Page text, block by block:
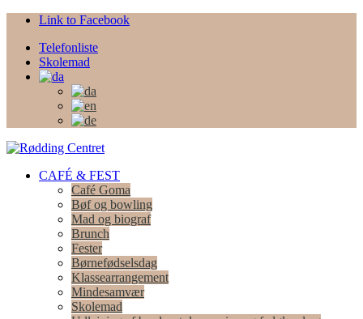
Link to Facebook
Telefonliste
Skolemad
CAFÉ & FEST
Café Goma
Bøf og bowling
Mad og biograf
Brunch
Fester
Børnefødselsdag
Klassearrangement
Mindesamvær
Skolemad